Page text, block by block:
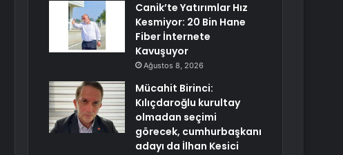
Canik’te Yatırımlar Hız
Kesmiyor: 20 Bin Hane
Fiber İnternete
Kavuşuyor
Ağustos 8, 2026
Mücahit Birinci:
Kılıçdaroğlu kurultay
olmadan seçimi
görecek, cumhurbaşkanı
adayı da İlhan Kesici